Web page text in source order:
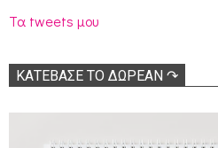
Τα tweets μου
ΚΑΤΕΒΑΣΕ ΤΟ ΔΩΡΕΑΝ ↷